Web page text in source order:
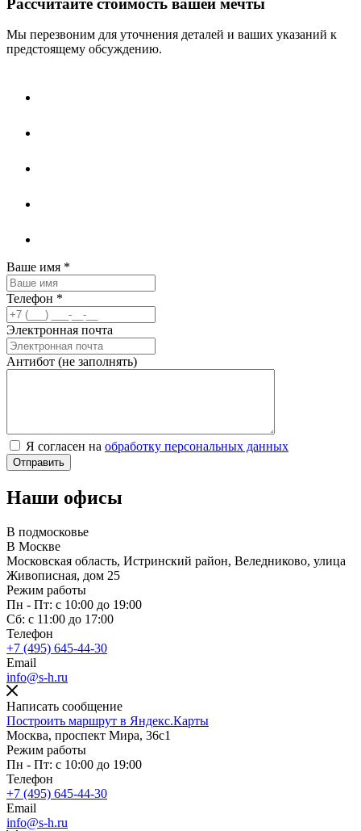
Мы перезвоним для уточнения деталей и ваших указаний к
предстоящему обсуждению.
Ваше имя *
Телефон *
Электронная почта
Антибот (не заполнять)
Я согласен на обработку персональных данных
Наши офисы
В подмосковье
В Москве
Московская область, Истринский район, Веледниково, улица
Живописная, дом 25
Режим работы
Пн - Пт: с 10:00 до 19:00
Сб: с 11:00 до 17:00
Телефон
+7 (495) 645-44-30
Email
info@s-h.ru
Написать сообщение
Построить маршрут в Яндекс.Карты
Москва, проспект Мира, 36с1
Режим работы
Пн - Пт: с 10:00 до 19:00
Телефон
+7 (495) 645-44-30
Email
info@s-h.ru